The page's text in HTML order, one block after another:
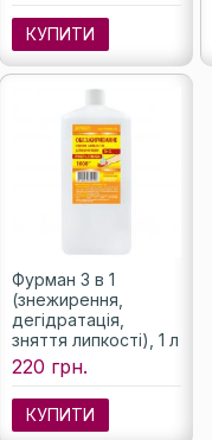
КУПИТИ
Фурман 3 в 1
(знежирення,
дегідратація,
зняття липкості), 1 л
220 грн.
КУПИТИ